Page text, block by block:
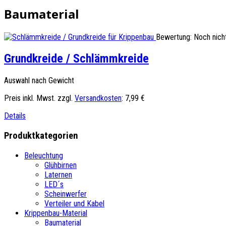
Baumaterial
Bewertung: Noch
Grundkreide / Schlämmkreide
Auswahl nach Gewicht
Preis inkl. Mwst. zzgl. Versandkosten: 7,99 €
Details
Produktkategorien
Beleuchtung
Glühbirnen
Laternen
LED´s
Scheinwerfer
Verteiler und Kabel
Krippenbau-Material
Baumaterial